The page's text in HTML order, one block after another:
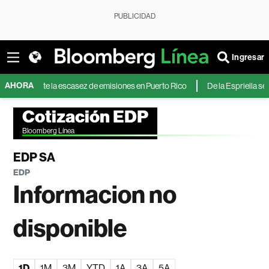
PUBLICIDAD
Ingresar
AHORA
ante la escasez de emisiones en Puerto Rico De la Espriella se
Cotización EDP
Bloomberg Línea
EDP SA
EDP
Informacion no
disponible